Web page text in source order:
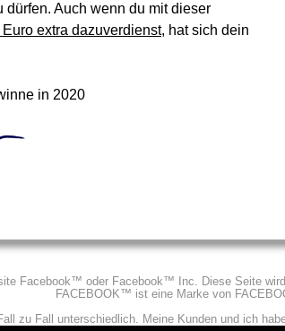
dürfen. Auch wenn du mit dieser
extra dazuverdienst, hat sich dein
in 2020
Facebook™ oder Facebook™ Inc. Diese Seite
FACEBOOK™ ist eine Marke von
zu Fall unterschiedlich. Meine Kunden und ich